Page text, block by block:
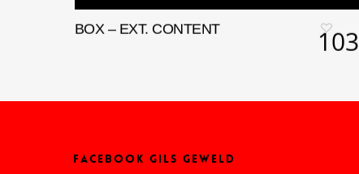
BOX – EXT. CONTENT 103
FACEBOOK GILS GEWELD